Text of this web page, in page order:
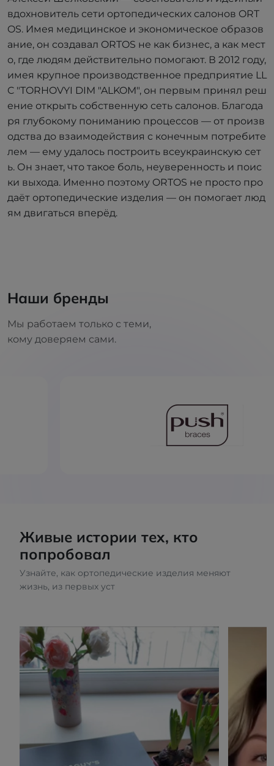
вдохновитель сети ортопедических салонов ORT
OS. Имея медицинское и экономическое образов
ание, он создавал ORTOS не как бизнес, а как мест
о, где людям действительно помогают. В 2012 году,
имея крупное производственное предприятие LL
C "TORHOVYI DIM "ALKOM", он первым принял реш
ение открыть собственную сеть салонов. Благода
ря глубокому пониманию процессов — от произв
одства до взаимодействия с конечным потребите
лем — ему удалось построить всеукраинскую сет
ь. Он знает, что такое боль, неуверенность и поис
ки выхода. Именно поэтому ORTOS не просто про
даёт ортопедические изделия — он помогает люд
ям двигаться вперёд.
Наши бренды
Мы работаем только с теми,
кому доверяем сами.
Живые истории тех, кто
попробовал
Узнайте, как ортопедические изделия меняют
жизнь, из первых уст